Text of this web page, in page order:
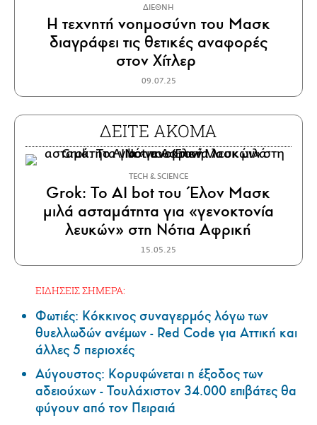
ΔΙΕΘΝΗ
Η τεχνητή νοημοσύνη του Μασκ
διαγράφει τις θετικές αναφορές
στον Χίτλερ
09.07.25
ΔΕΙΤΕ ΑΚΟΜΑ
ΤECH & SCIENCE
Grok: Το AI bot του Έλον Μασκ
μιλά ασταμάτητα για «γενοκτονία
λευκών» στη Νότια Αφρική
15.05.25
ΕΙΔΗΣΕΙΣ ΣΗΜΕΡΑ:
Φωτιές: Κόκκινος συναγερμός λόγω των
θυελλωδών ανέμων - Red Code για Αττική και
άλλες 5 περιοχές
Αύγουστος: Κορυφώνεται η έξοδος των
αδειούχων - Τουλάχιστον 34.000 επιβάτες θα
φύγουν από τον Πειραιά